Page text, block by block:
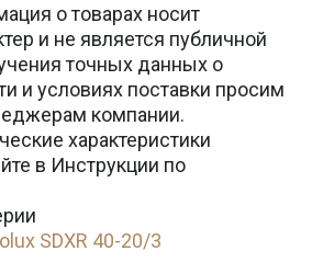
о товарах носит
и не является публичной
точных данных о
и условиях поставки просим
компании.
характеристики
в Инструкции по
SDXR 40-20/3